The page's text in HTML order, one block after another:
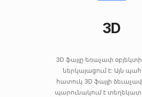
3D
3D ֆայլը եռաչափ
ներկայացում է: Այն
հատուկ 3D ֆայլի
պարունակում է